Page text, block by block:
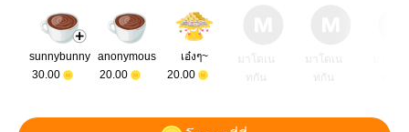
sunnybunny
30.00
anonymous
20.00
เอ๋งๆ~
20.00
มาโดเน
ทกัน
มาโดเน
ทกัน